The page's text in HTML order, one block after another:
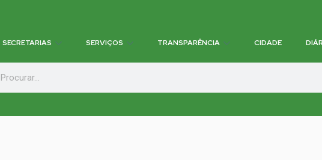
SECRETARIAS SERVIÇOS TRANSPARÊNCIA CIDADE